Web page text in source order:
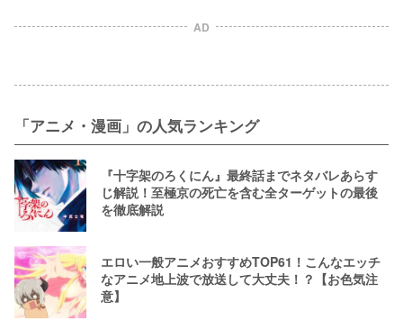
AD
「アニメ・漫画」の人気ランキング
『十字架のろくにん』最終話までネタバレあらす
じ解説！至極京の死亡を含む全ターゲットの最後
を徹底解説
エロい一般アニメおすすめTOP61！こんなエッチ
なアニメ地上波で放送して大丈夫！？【お色気注
意】